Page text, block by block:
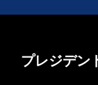
プレジデン